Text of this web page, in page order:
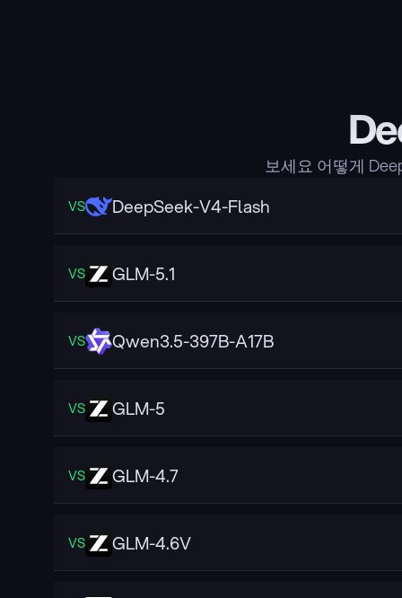
보세요 어떻게
VS DeepSeek-V4-Flash
VS GLM-5.1
VS Qwen3.5-397B-A17B
VS GLM-5
VS GLM-4.7
VS GLM-4.6V